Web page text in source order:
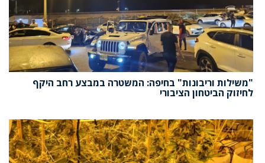
"משילות וריבונות" בחיפה: המשטרה במבצע רחב היקף
לחיזוק הביטחון הציבורי